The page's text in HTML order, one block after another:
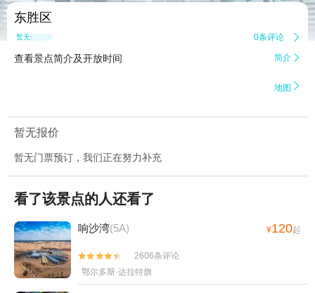
东胜区
暂无点评 0条评论 
查看景点简介及开放时间 简介 
地图 
暂无报价
暂无门票预订，我们正在努力补充
看了该景点的人还看了
响沙湾(5A) ¥120起


2606条评论
鄂尔多斯·达拉特旗